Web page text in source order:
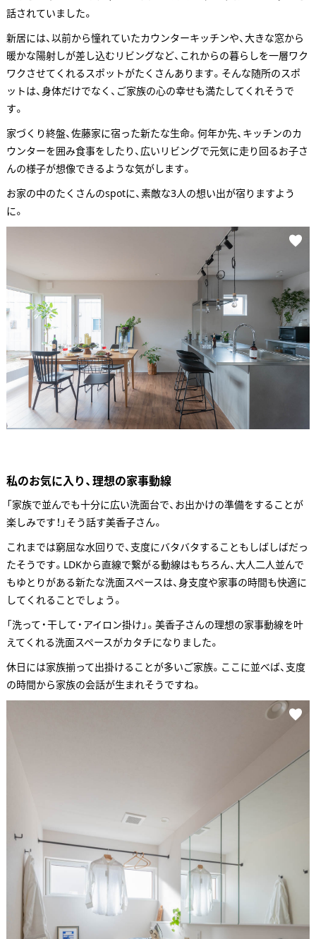
話されていました。
新居には、以前から憧れていたカウンターキッチンや、大きな窓から
暖かな陽射しが差し込むリビングなど、これからの暮らしを一層ワク
ワクさせてくれるスポットがたくさんあります。そんな随所のスポ
ットは、身体だけでなく、ご家族の心の幸せも満たしてくれそうで
す。
家づくり終盤、佐藤家に宿った新たな生命。何年か先、キッチンのカ
ウンターを囲み食事をしたり、広いリビングで元気に走り回るお子さ
んの様子が想像できるような気がします。
お家の中のたくさんのspotに、素敵な3人の想い出が宿りますよう
に。
私のお気に入り、理想の家事動線
「家族で並んでも十分に広い洗面台で、お出かけの準備をすることが
楽しみです！」そう話す美香子さん。
これまでは窮屈な水回りで、支度にバタバタすることもしばしばだっ
たそうです。LDKから直線で繋がる動線はもちろん、大人二人並んで
もゆとりがある新たな洗面スペースは、身支度や家事の時間も快適に
してくれることでしょう。
「洗って・干して・アイロン掛け」。美香子さんの理想の家事動線を叶
えてくれる洗面スペースがカタチになりました。
休日には家族揃って出掛けることが多いご家族。ここに並べば、支度
の時間から家族の会話が生まれそうですね。